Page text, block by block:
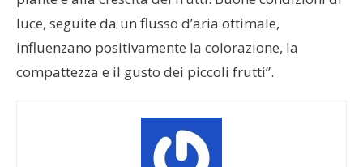
luce, seguite da un flusso d’aria ottimale,
influenzano positivamente la colorazione, la
compattezza e il gusto dei piccoli frutti”.